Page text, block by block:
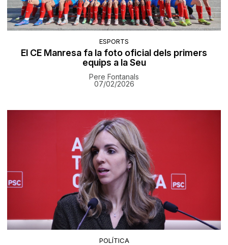
ESPORTS
El CE Manresa fa la foto oficial dels primers
equips a la Seu
Pere Fontanals
07/02/2026
POLÍTICA